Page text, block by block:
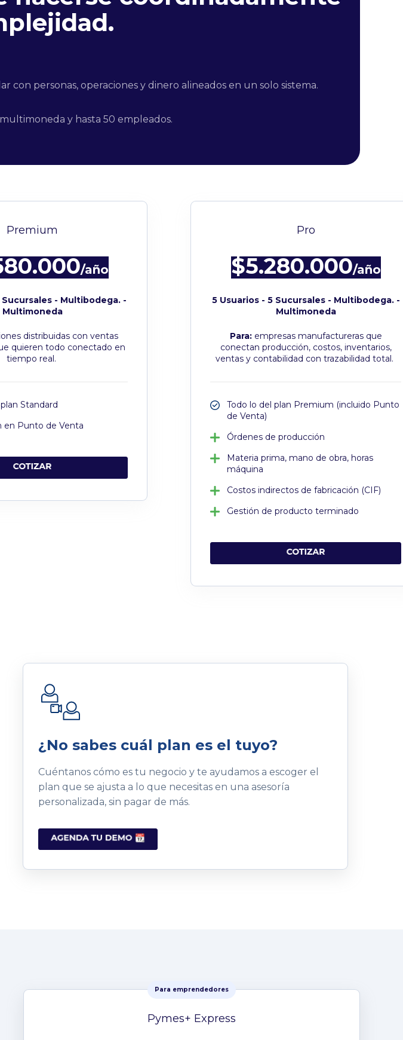
con personas, operaciones y dinero alineados en un solo sistema.
y hasta 50 empleados.
Premium
/año
Sucursales - Multibodega. -
Multimoneda
distribuidas con ventas
quieren todo conectado en
tiempo real.
Standard
en Punto de Venta
Pro
$5.280.000/año
5 Usuarios - 5 Sucursales - Multibodega. -
Multimoneda
Para:empresas manufactureras que
conectan producción, costos, inventarios,
ventas y contabilidad con trazabilidad total.
Todo lo del plan Premium (incluido Punto
de Venta)
Órdenes de producción
Materia prima, mano de obra, horas
máquina
Costos indirectos de fabricación (CIF)
Gestión de producto terminado
¿No sabes cuál plan es el tuyo?
Cuéntanos cómo es tu negocio y te ayudamos a escoger el
plan que se ajusta a lo que necesitas en una asesoría
personalizada, sin pagar de más.
Para emprendedores
Pymes+ Express